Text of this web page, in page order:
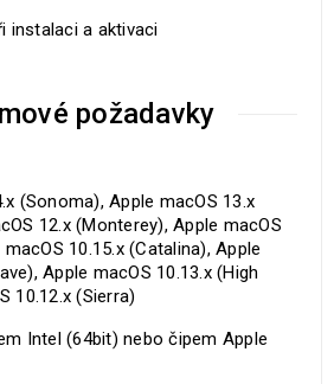
instalaci a aktivaci
požadavky
(Sonoma), Apple macOS 13.x
12.x (Monterey), Apple macOS
10.15.x (Catalina), Apple
Apple macOS 10.13.x (High
10.12.x (Sierra)
Intel (64bit) nebo čipem Apple